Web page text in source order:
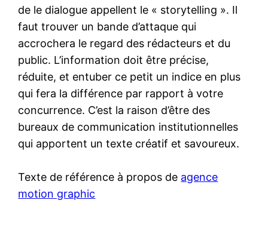
de le dialogue appellent le « storytelling ». Il
faut trouver un bande d’attaque qui
accrochera le regard des rédacteurs et du
public. L’information doit être précise,
réduite, et entuber ce petit un indice en plus
qui fera la différence par rapport à votre
concurrence. C’est la raison d’être des
bureaux de communication institutionnelles
qui apportent un texte créatif et savoureux.
Texte de référence à propos de agence
motion graphic